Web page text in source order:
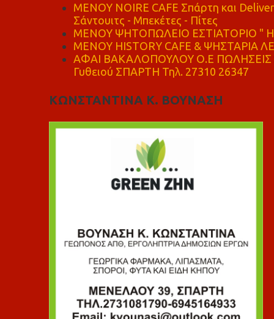
MENOY NOIRE CAFE Σπάρτη και
Σάντουιτς - Μπεκέτες - Πίτες
ΜΕΝΟΥ ΨΗΤΟΠΩΛΕΙΟ ΕΣΤΙΑΤΟΡΙΟ "
ΜΕΝΟΥ HISTORY CAFE & ΨΗΣΤΑΡΙΑ
ΑΦΑΙ ΒΑΚΑΛΟΠΟΥΛΟΥ Ο.Ε ΠΩΛΗΣΕΙΣ
Γυθειού ΣΠΑΡΤΗ Τηλ. 27310 26347
ΚΩΝΣΤΑΝΤΙΝΑ Κ. ΒΟΥΝΑΣΗ